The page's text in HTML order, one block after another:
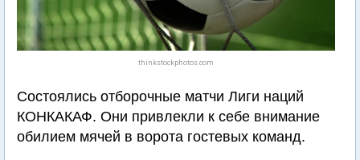
thinkstockphotos.com
Состоялись отборочные матчи Лиги наций
КОНКАКАФ. Они привлекли к себе внимание
обилием мячей в ворота гостевых команд.